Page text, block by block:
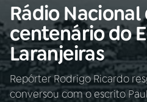
Buscar
na
Rádio
Nacional
Buscar
AO
Rádio
centenário do
Laranjeiras
Repórter Rodrigo Ricardo
conversou com o escrito